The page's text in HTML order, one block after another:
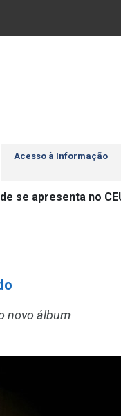
Acesso à Informação
se apresenta no
novo álbum